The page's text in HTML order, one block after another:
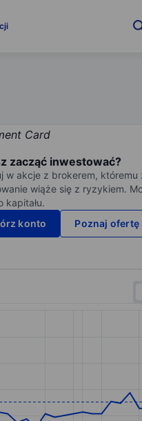
zacząć inwestować?
w akcje z brokerem, któremu
wiąże się z ryzykiem.
kapitału.
konto
Poznaj ofertę